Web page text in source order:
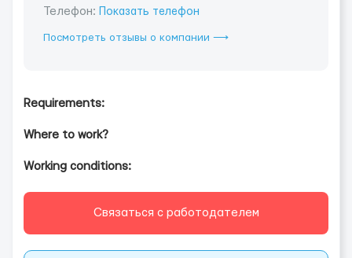
Телефон: Показать телефон
Посмотреть отзывы о компании ⟶
Requirements:
Where to work?
Working conditions:
Связаться с работодателем